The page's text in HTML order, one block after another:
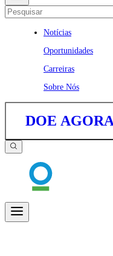
Notícias
Oportunidades
Carreiras
Sobre Nós
DOE AGORA